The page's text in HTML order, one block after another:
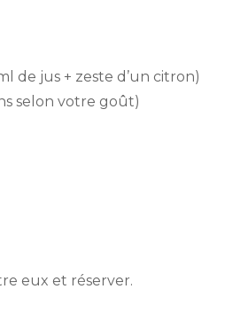
de jus + zeste d’un citron)
selon votre goût)
eux et réserver.